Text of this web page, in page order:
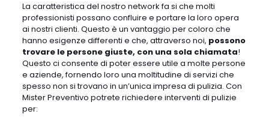
La caratteristica del nostro network fa si che molti
professionisti possano confluire e portare la loro opera
ai nostri clienti. Questo è un vantaggio per coloro che
hanno esigenze differenti e che, attraverso noi, possono
trovare le persone giuste, con una sola chiamata!
Questo ci consente di poter essere utile a molte persone
e aziende, fornendo loro una moltitudine di servizi che
spesso non si trovano in un’unica impresa di pulizia. Con
Mister Preventivo potrete richiedere interventi di pulizie
per: